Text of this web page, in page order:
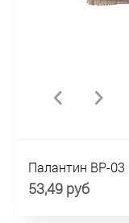
Палантин BP-03
53,49 руб